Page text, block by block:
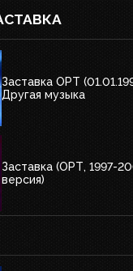
Заставка ОРТ
Другая музыка
Заставка (ОРТ, 1997-
версия)